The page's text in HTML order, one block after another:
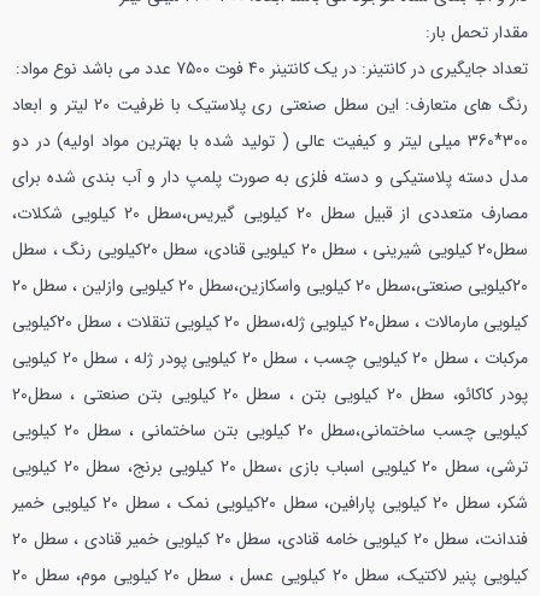
مقدار تحمل بار:
تعداد جایگیری در کانتینر: در یک کانتینر 40 فوت 7500 عدد می باشد
نوع مواد:
رنگ های متعارف:
این سطل صنعتی ری پلاستیک با ظرفیت 20 لیتر و ابعاد
300*360 میلی لیتر و کیفیت عالی ( تولید شده با بهترین مواد اولیه) در دو
مدل دسته پلاستیکی و دسته فلزی به صورت پلمپ دار و آب بندی شده برای
مصارف متعددی از قبیل سطل 20 کیلویی گیریس،سطل 20 کیلویی شکلات،
سطل20 کیلویی شیرینی ، سطل 20 کیلویی قنادی، سطل 20کیلویی رنگ ، سطل
20کیلویی صنعتی،سطل 20 کیلویی واسکازین،سطل 20 کیلویی وازلین ، سطل 20
کیلویی مارمالات ، سطل20 کیلویی ژله،سطل 20 کیلویی تنقلات ، سطل 20کیلویی
مرکبات ، سطل 20 کیلویی چسب ، سطل 20 کیلویی پودر ژله ، سطل 20 کیلویی
پودر کاکائو، سطل 20 کیلویی بتن ، سطل 20 کیلویی بتن صنعتی ، سطل20
کیلویی چسب ساختمانی،سطل 20 کیلویی بتن ساختمانی ، سطل 20 کیلویی
ترشی، سطل 20 کیلویی اسباب بازی ،سطل 20 کیلویی برنج، سطل 20 کیلویی
شکر، سطل 20 کیلویی پارافین، سطل 20کیلویی نمک ، سطل 20 کیلویی خمیر
فندانت، سطل 20 کیلویی خامه قنادی، سطل 20 کیلویی خمیر قنادی ، سطل 20
کیلویی پنیر لاکتیک، سطل 20 کیلویی عسل ، سطل 20 کیلویی موم، سطل 20